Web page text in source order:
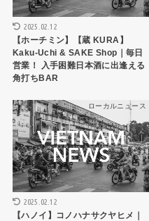
2025.02.12
【ホーチミン】【蔵 KURA】
Kaku-Uchi & SAKE Shop｜毎日
営業！ 入手困難日本酒に出逢える
角打ちBAR
ローカルニュース
2025.02.12
【ハノイ】コノハナサクヤヒメ｜